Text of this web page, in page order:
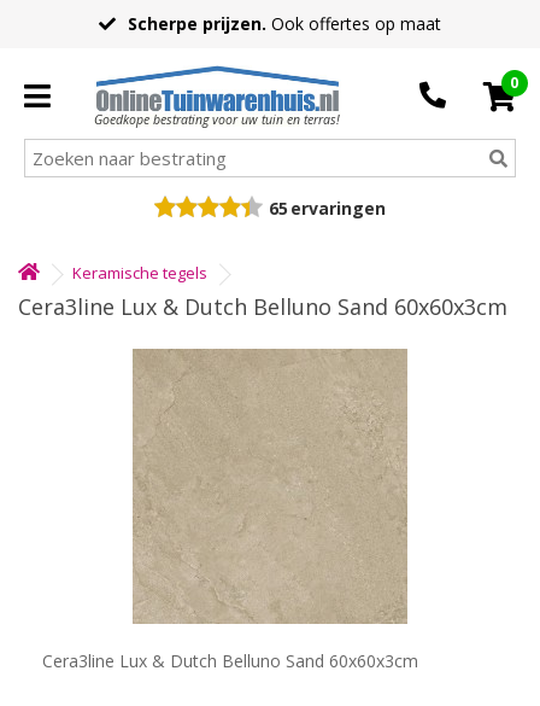
Scherpe prijzen. Ook offertes op maat
Goedkope bestrating voor uw tuin en terras!
0
65 ervaringen
Keramische tegels
Cera3line Lux & Dutch Belluno Sand 60x60x3cm
Cera3line Lux & Dutch Belluno Sand 60x60x3cm